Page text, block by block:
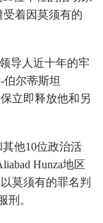
受着因莫须有的
导人近十年的牢
尔蒂斯坦
立即释放他和另
他10位政治活
Hunza地区
莫须有的罪名判
刑。